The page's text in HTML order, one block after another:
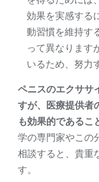
効果を実感する
動習慣を維持す
って異なります
いるため、努力
ペニスのエクササ
すが、医療提供者
も効果的であるこ
学の専門家やこの
相談すると、貴重
す。